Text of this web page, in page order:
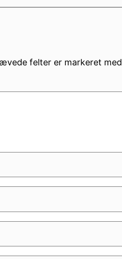
felter er markeret med